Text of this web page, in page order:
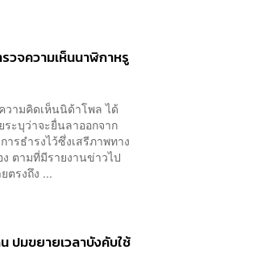
วจความเห็นนาฬิกาหรู
ามคิดเห็นนิด้าโพล ได้
ะบุว่าจะยื่นลาออกจาก
รธำรงไว้ซึ่งเสรีภาพทาง
ตามที่มีรายงานข่าวไป
ตรงถึง ...
ปมขยายเวลาบังคับใช้